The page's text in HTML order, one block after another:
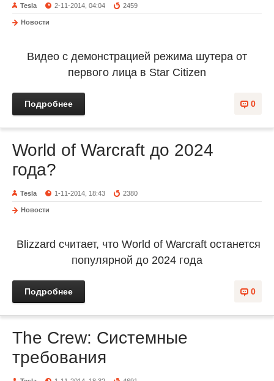
Tesla 2-11-2014, 04:04 2459
Новости
Видео с демонстрацией режима шутера от
первого лица в Star Citizen
0
Подробнее
World of Warcraft до 2024
года?
Tesla 1-11-2014, 18:43 2380
Новости
Blizzard считает, что World of Warcraft останется
популярной до 2024 года
0
Подробнее
The Crew: Системные
требования